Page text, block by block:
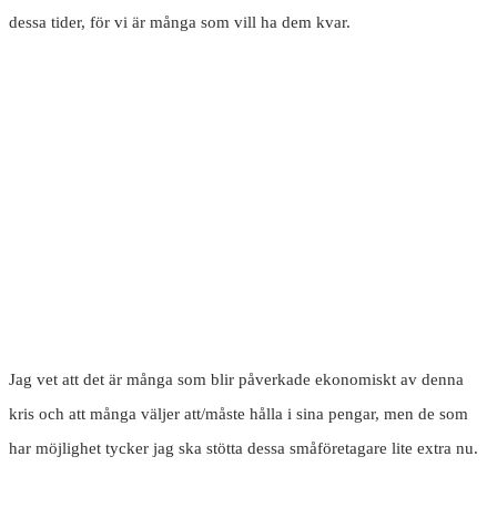
dessa tider, för vi är många som vill ha dem kvar.
Jag vet att det är många som blir påverkade ekonomiskt av denna
kris och att många väljer att/måste hålla i sina pengar, men de som
har möjlighet tycker jag ska stötta dessa småföretagare lite extra nu.